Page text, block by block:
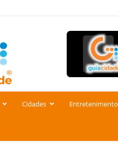
Cidades Entretenimento